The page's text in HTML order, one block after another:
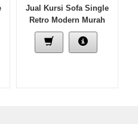
Jual Kursi Sofa Single
Retro Modern Murah